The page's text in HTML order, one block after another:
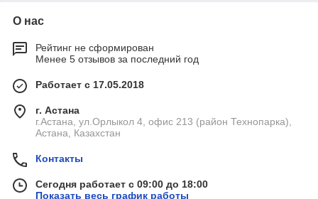
О нас
Рейтинг не сформирован
Менее 5 отзывов за последний год
Работает с 17.05.2018
г. Астана
г.Астана, ул.Орлыкол 4, офис 213 (район Технопарка),
Астана, Казахстан
Контакты
Сегодня работает с 09:00 до 18:00
Показать весь график работы